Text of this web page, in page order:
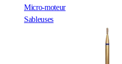
Micro-moteur
Sableuses